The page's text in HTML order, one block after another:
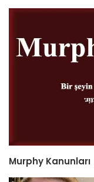
Murphy Kanunları